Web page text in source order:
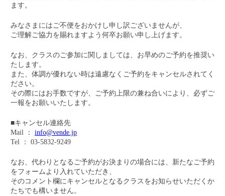
ます。
みなさまにはご不便をおかけし申し訳ございませんが、
ご理解ご協力を賜れますよう何卒お願い申し上げます。
なお、クラスのご参加に関しましては、お早めのご予約を推奨い
たします。
また、体調が優れない時は遠慮なくご予約をキャンセルされてく
ださい。
その際にはお手数ですが、ご予約上限の兼ね合いにより、必ずご
一報をお願いいたします。
■キャンセル連絡先
Mail ： info@vende.jp
Tel ： 03-5832-9249
なお、代わりとなるご予約がお決まりの場合には、新たなご予約
をフォームより入れていただき、
そのコメント欄にキャンセルとなるクラスをお知らせいただくか
たちでも構いません。